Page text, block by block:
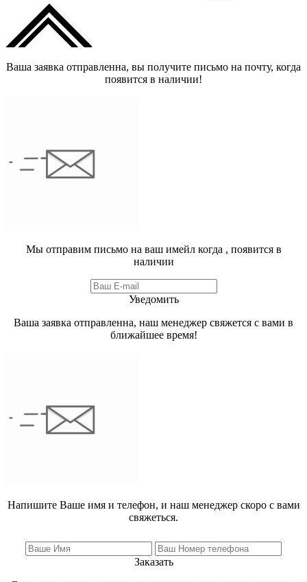
Ваша заявка отправленна, вы получите письмо на почту, когда
появится в наличии!
Мы отправим письмо на ваш имейл когда , появится в
наличии
Уведомить
Ваша заявка отправленна, наш менеджер свяжется с вами в
ближайшее время!
Напишите Ваше имя и телефон, и наш менеджер скоро с вами
свяжеться.
Заказать